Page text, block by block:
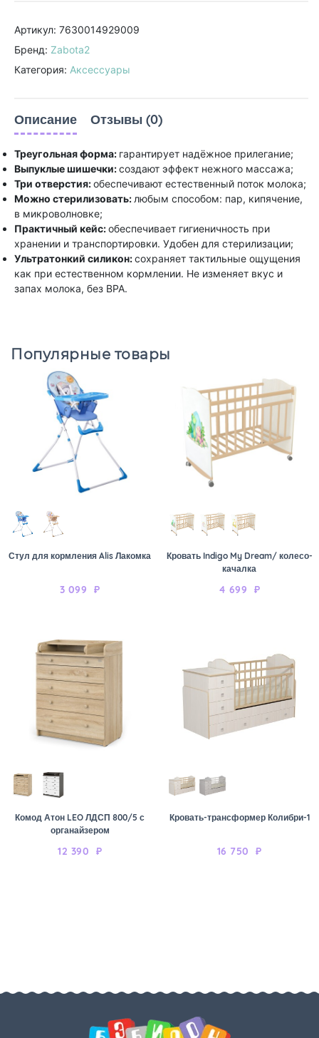
Артикул: 7630014929009
Бренд: Zabota2
Категория: Аксессуары
Описание Отзывы (0)
Треугольная форма: гарантирует надёжное прилегание;
Выпуклые шишечки:создают эффект нежного массажа;
Три отверстия:обеспечивают естественный поток молока;
Можно стерилизовать: любым способом: пар, кипячение,
в микроволновке;
Практичный кейс:обеспечивает гигиеничность при
хранении и транспортировки. Удобен для стерилизации;
Ультратонкий силикон:сохраняет тактильные ощущения
как при естественном кормлении. Не изменяет вкус и
запах молока, без BPA.
Популярные товары
Стул для кормления Alis Лакомка
3 099 ₽
Кровать Indigo My Dream/ колесо-
качалка
4 699 ₽
Комод Атон LEO ЛДСП 800/5 с
органайзером
12 390 ₽
Кровать-трансформер Колибри-1
16 750 ₽